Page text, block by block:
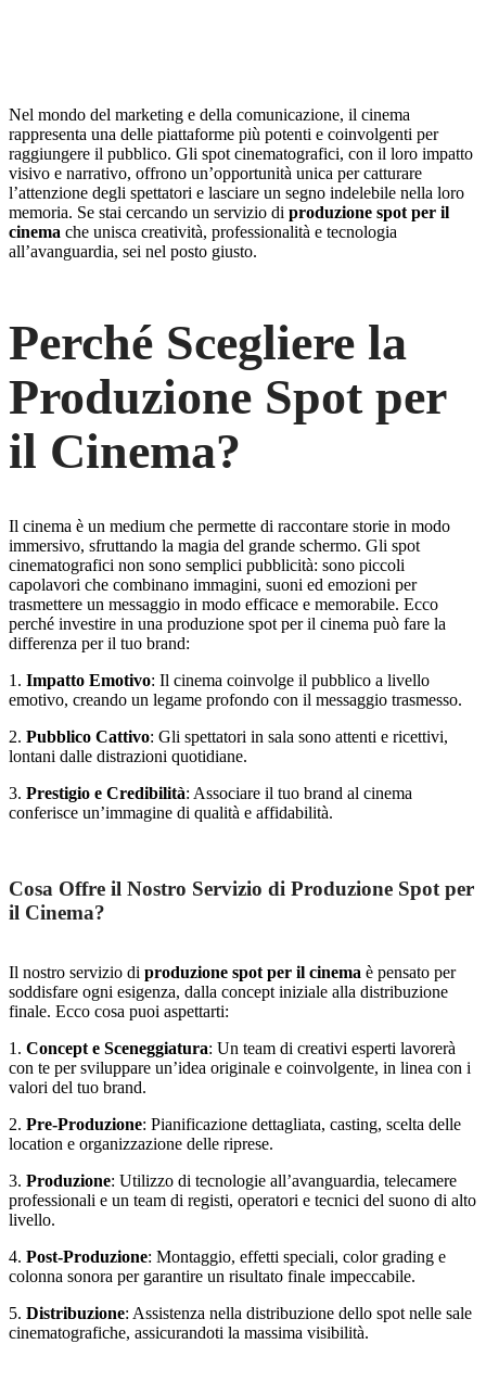
Nel mondo del marketing e della comunicazione, il cinema
rappresenta una delle piattaforme più potenti e coinvolgenti per
raggiungere il pubblico. Gli spot cinematografici, con il loro impatto
visivo e narrativo, offrono un’opportunità unica per catturare
l’attenzione degli spettatori e lasciare un segno indelebile nella loro
memoria. Se stai cercando un servizio di produzione spot per il
cinema che unisca creatività, professionalità e tecnologia
all’avanguardia, sei nel posto giusto.
Perché Scegliere la
Produzione Spot per
il Cinema?
Il cinema è un medium che permette di raccontare storie in modo
immersivo, sfruttando la magia del grande schermo. Gli spot
cinematografici non sono semplici pubblicità: sono piccoli
capolavori che combinano immagini, suoni ed emozioni per
trasmettere un messaggio in modo efficace e memorabile. Ecco
perché investire in una produzione spot per il cinema può fare la
differenza per il tuo brand:
1. Impatto Emotivo: Il cinema coinvolge il pubblico a livello
emotivo, creando un legame profondo con il messaggio trasmesso.
2. Pubblico Cattivo: Gli spettatori in sala sono attenti e ricettivi,
lontani dalle distrazioni quotidiane.
3. Prestigio e Credibilità: Associare il tuo brand al cinema
conferisce un’immagine di qualità e affidabilità.
Cosa Offre il Nostro Servizio di Produzione Spot per
il Cinema?
Il nostro servizio di produzione spot per il cinema è pensato per
soddisfare ogni esigenza, dalla concept iniziale alla distribuzione
finale. Ecco cosa puoi aspettarti:
1. Concept e Sceneggiatura: Un team di creativi esperti lavorerà
con te per sviluppare un’idea originale e coinvolgente, in linea con i
valori del tuo brand.
2. Pre-Produzione: Pianificazione dettagliata, casting, scelta delle
location e organizzazione delle riprese.
3. Produzione: Utilizzo di tecnologie all’avanguardia, telecamere
professionali e un team di registi, operatori e tecnici del suono di alto
livello.
4. Post-Produzione: Montaggio, effetti speciali, color grading e
colonna sonora per garantire un risultato finale impeccabile.
5. Distribuzione: Assistenza nella distribuzione dello spot nelle sale
cinematografiche, assicurandoti la massima visibilità.